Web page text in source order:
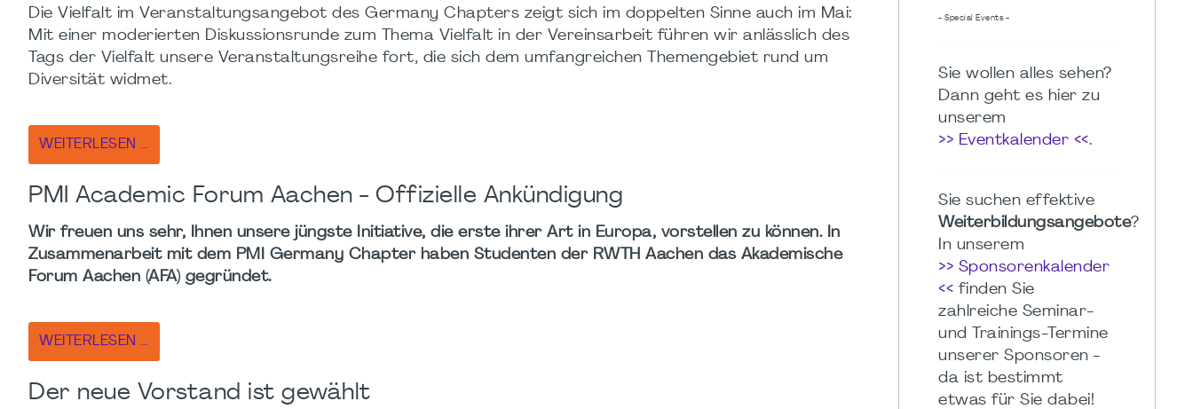
Die Vielfalt im Veranstaltungsangebot des Germany Chapters zeigt sich im doppelten Sinne auch im Mai:
Mit einer moderierten Diskussionsrunde zum Thema Vielfalt in der Vereinsarbeit führen wir anlässlich des
Tags der Vielfalt unsere Veranstaltungsreihe fort, die sich dem umfangreichen Themengebiet rund um
Diversität widmet.
WEITERLESEN …
PMI Academic Forum Aachen - Offizielle Ankündigung
Wir freuen uns sehr, Ihnen unsere jüngste Initiative, die erste ihrer Art in Europa, vorstellen zu können. In
Zusammenarbeit mit dem PMI Germany Chapter haben Studenten der RWTH Aachen das Akademische
Forum Aachen (AFA) gegründet.
WEITERLESEN …
Der neue Vorstand ist gewählt
- Special Events -
Sie wollen alles sehen?
Dann geht es hier zu
unserem
>> Eventkalender <<.
Sie suchen effektive
Weiterbildungsangebote?
In unserem
>> Sponsorenkalender
<< finden Sie
zahlreiche Seminar-
und Trainings-Termine
unserer Sponsoren -
da ist bestimmt
etwas für Sie dabei!